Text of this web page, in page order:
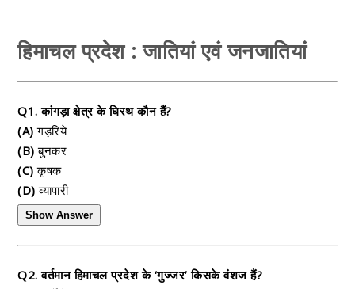
हिमाचल प्रदेश : जातियां एवं जनजातियां
Q1. कांगड़ा क्षेत्र के घिरथ कौन हैं?
(A) गड़रिये
(B) बुनकर
(C) कृषक
(D) व्यापारी
Show Answer
Q2. वर्तमान हिमाचल प्रदेश के ‘गुज्जर’ किसके वंशज हैं?